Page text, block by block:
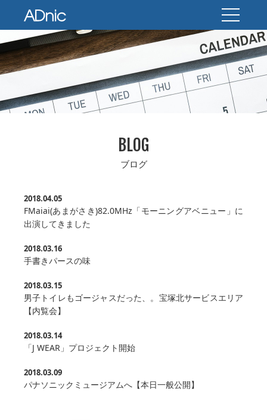
BLOG
ブログ
2018.04.05
FMaiai(あまがさき)82.0MHz「モーニングアベニュー」に
出演してきました
2018.03.16
手書きパースの味
2018.03.15
男子トイレもゴージャスだった、。宝塚北サービスエリア
【内覧会】
2018.03.14
「J WEAR」プロジェクト開始
2018.03.09
パナソニックミュージアムへ【本日一般公開】